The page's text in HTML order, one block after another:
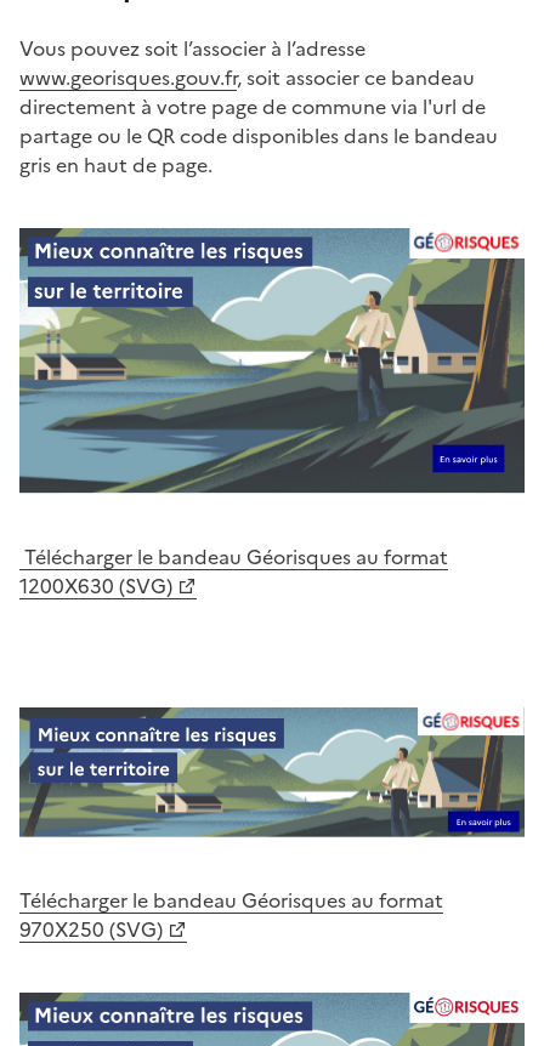
Vous pouvez soit l’associer à l’adresse
www.georisques.gouv.fr, soit associer ce bandeau
directement à votre page de commune via l'url de
partage ou le QR code disponibles dans le bandeau
gris en haut de page.
Télécharger le bandeau Géorisques au format
1200X630 (SVG)
Télécharger le bandeau Géorisques au format
970X250 (SVG)